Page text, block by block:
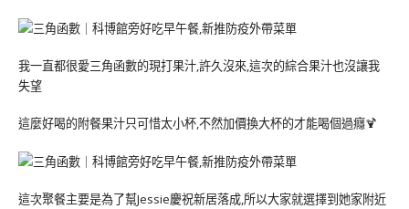
我一直都很愛三角函數的現打果汁,許久沒來,這次的綜合果汁也沒讓我
失望
這麼好喝的附餐果汁只可惜太小杯,不然加價換大杯的才能喝個過癮🍹
這次聚餐主要是為了幫Jessie慶祝新居落成,所以大家就選擇到她家附近